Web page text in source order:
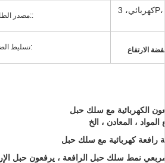
مصدر الطاقة::
كهربائي، 3P، 380V، 50HZ، نوع آخر
تسليط الضوء: الارتفاع
رافعة كهربائية مع سلك حبل
نمط سلك حبل الرافعة ، يرفعون حبل